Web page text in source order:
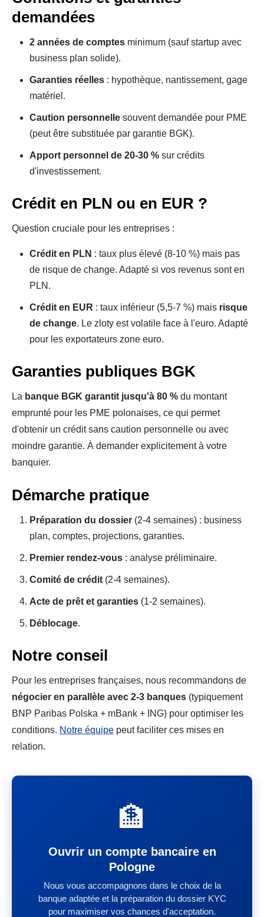
demandées
2 années de comptes minimum (sauf startup avec
business plan solide).
Garanties réelles : hypothèque, nantissement, gage
matériel.
Caution personnelle souvent demandée pour PME
(peut être substituée par garantie BGK).
Apport personnel de 20-30 % sur crédits
d'investissement.
Crédit en PLN ou en EUR ?
Question cruciale pour les entreprises :
Crédit en PLN : taux plus élevé (8-10 %) mais pas
de risque de change. Adapté si vos revenus sont en
PLN.
Crédit en EUR : taux inférieur (5,5-7 %) mais risque
de change. Le zloty est volatile face à l'euro. Adapté
pour les exportateurs zone euro.
Garanties publiques BGK
La banque BGK garantit jusqu'à 80 % du montant
emprunté pour les PME polonaises, ce qui permet
d'obtenir un crédit sans caution personnelle ou avec
moindre garantie. À demander explicitement à votre
banquier.
Démarche pratique
Préparation du dossier (2-4 semaines) : business
plan, comptes, projections, garanties.
Premier rendez-vous : analyse préliminaire.
Comité de crédit (2-4 semaines).
Acte de prêt et garanties (1-2 semaines).
Déblocage.
Notre conseil
Pour les entreprises françaises, nous recommandons de
négocier en parallèle avec 2-3 banques (typiquement
BNP Paribas Polska + mBank + ING) pour optimiser les
conditions. Notre équipe peut faciliter ces mises en
relation.
🏦
Ouvrir un compte bancaire en
Pologne
Nous vous accompagnons dans le choix de la
banque adaptée et la préparation du dossier KYC
pour maximiser vos chances d'acceptation.